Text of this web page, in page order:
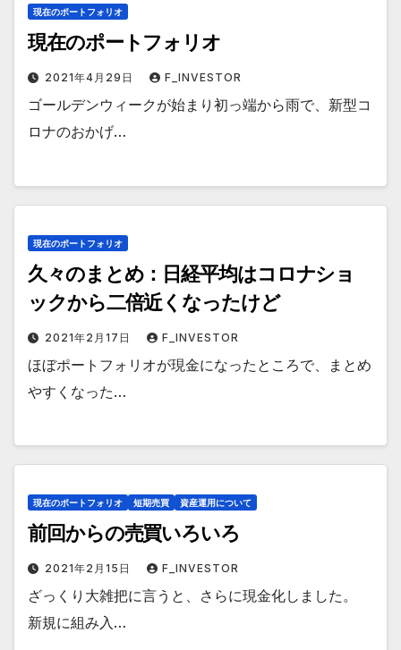
現在のポートフォリオ
現在のポートフォリオ
2021年4月29日 F_INVESTOR
ゴールデンウィークが始まり初っ端から雨で、新型コ
ロナのおかげ…
現在のポートフォリオ
久々のまとめ：日経平均はコロナショ
ックから二倍近くなったけど
2021年2月17日 F_INVESTOR
ほぼポートフォリオが現金になったところで、まとめ
やすくなった…
現在のポートフォリオ 短期売買 資産運用について
前回からの売買いろいろ
2021年2月15日 F_INVESTOR
ざっくり大雑把に言うと、さらに現金化しました。
新規に組み入…